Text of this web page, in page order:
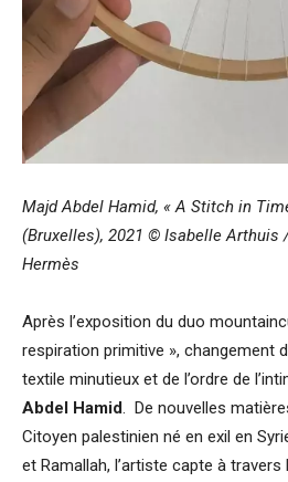
Majd Abdel Hamid, « A Stitch in
(Bruxelles), 2021 © Isabelle Arthuis
Hermès
Après l’exposition du duo
respiration primitive », changement
textile minutieux et de l’ordre de
Abdel Hamid. De nouvelles
Citoyen palestinien né en exil en
et Ramallah, l’artiste capte à travers